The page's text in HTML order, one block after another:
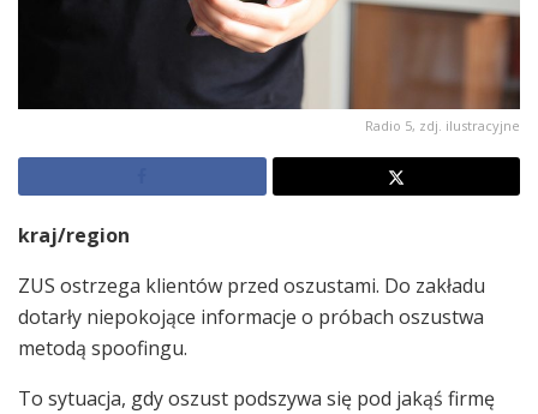
Radio 5, zdj. ilustracyjne
kraj/region
ZUS ostrzega klientów przed oszustami. Do zakładu
dotarły niepokojące informacje o próbach oszustwa
metodą spoofingu.
To sytuacja, gdy oszust podszywa się pod jakąś firmę